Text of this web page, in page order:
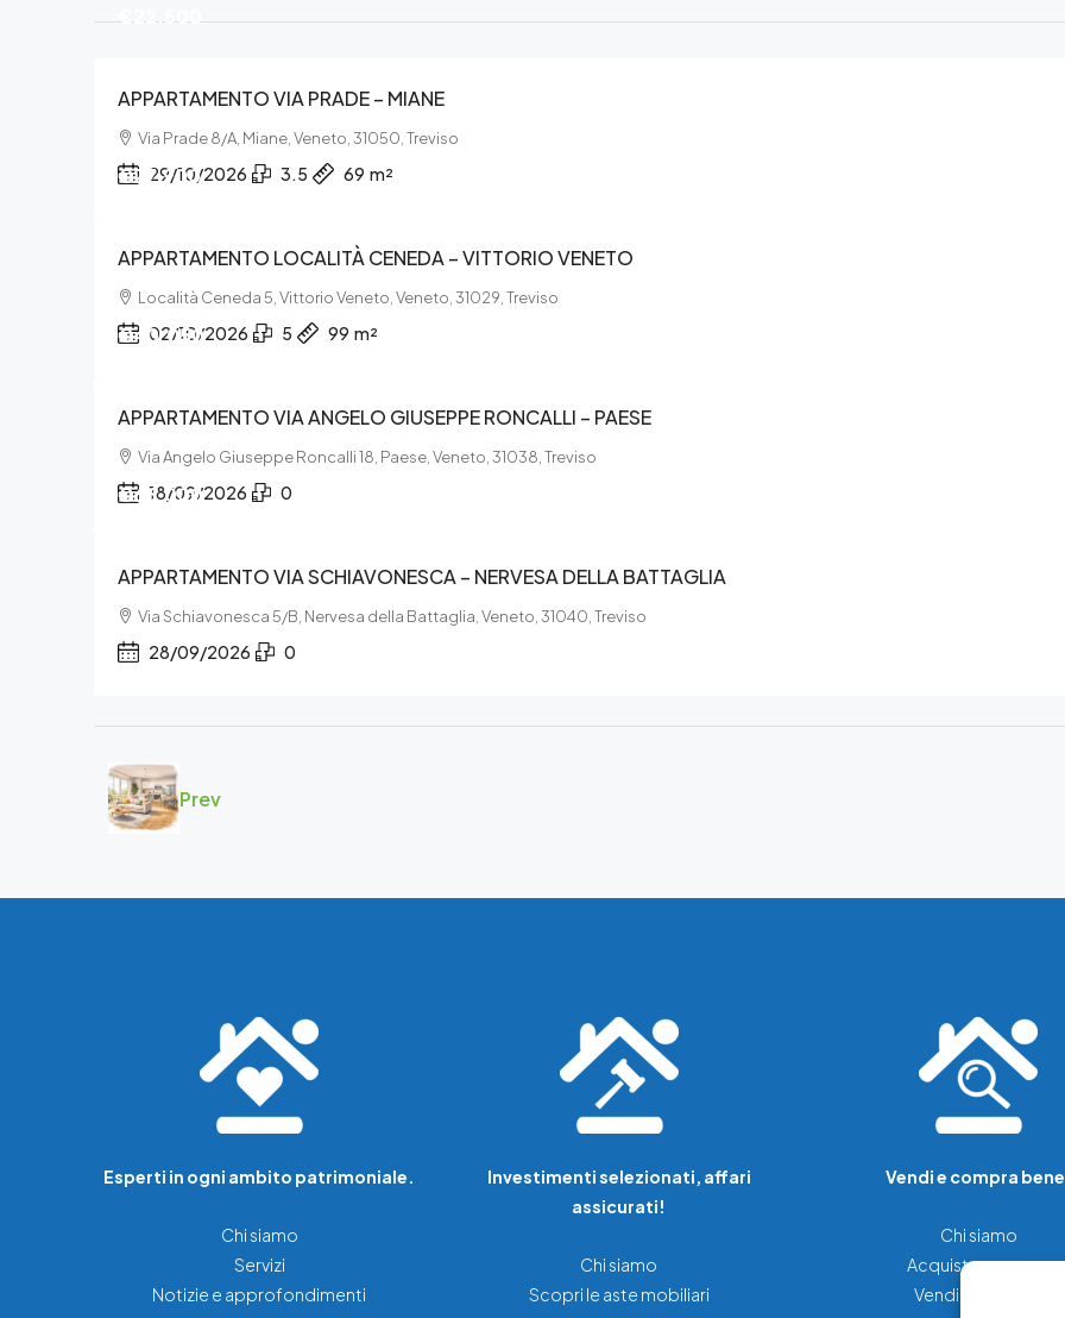
€22.500
APPARTAMENTO VIA PRADE – MIANE
Via Prade 8/A, Miane, Veneto, 31050, Treviso
29/10/2026 3.5 69 m²
€27.900
APPARTAMENTO LOCALITÀ CENEDA – VITTORIO VENETO
Località Ceneda 5, Vittorio Veneto, Veneto, 31029, Treviso
02/10/2026 5 99 m²
€40.050
APPARTAMENTO VIA ANGELO GIUSEPPE RONCALLI – PAESE
Via Angelo Giuseppe Roncalli 18, Paese, Veneto, 31038, Treviso
18/09/2026 0
€66.000
APPARTAMENTO VIA SCHIAVONESCA – NERVESA DELLA BATTAGLIA
Via Schiavonesca 5/B, Nervesa della Battaglia, Veneto, 31040, Treviso
28/09/2026 0
Prev
Esperti in ogni ambito patrimoniale.
Chi siamo
Servizi
Notizie e approfondimenti
Investimenti selezionati, affari
assicurati!
Chi siamo
Scopri le aste mobiliari
Vendi e compra
Chi siamo
Acquista una casa
Vendi la tua casa